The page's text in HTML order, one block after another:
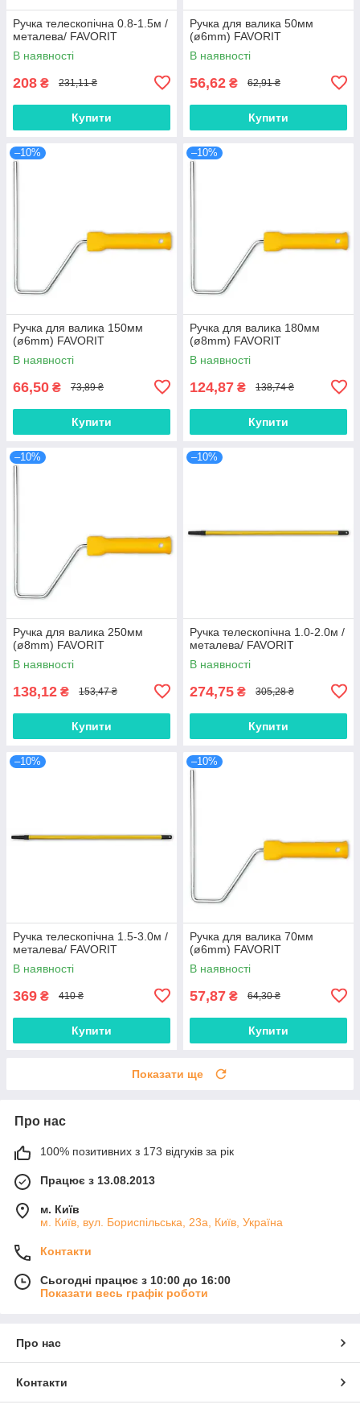
Ручка телескопічна 0.8-1.5м /
металева/ FAVORIT
В наявності
208 ₴ 231,11 ₴
Купити
Ручка для валика 50мм
(ø6mm) FAVORIT
В наявності
56,62 ₴ 62,91 ₴
Купити
–10%
Ручка для валика 150мм
(ø6mm) FAVORIT
В наявності
66,50 ₴ 73,89 ₴
Купити
–10%
Ручка для валика 180мм
(ø8mm) FAVORIT
В наявності
124,87 ₴ 138,74 ₴
Купити
–10%
Ручка для валика 250мм
(ø8mm) FAVORIT
В наявності
138,12 ₴ 153,47 ₴
Купити
–10%
Ручка телескопічна 1.0-2.0м /
металева/ FAVORIT
В наявності
274,75 ₴ 305,28 ₴
Купити
–10%
Ручка телескопічна 1.5-3.0м /
металева/ FAVORIT
В наявності
369 ₴ 410 ₴
Купити
–10%
Ручка для валика 70мм
(ø6mm) FAVORIT
В наявності
57,87 ₴ 64,30 ₴
Купити
Показати ще
Про нас
100% позитивних з 173 відгуків за рік
Працює з 13.08.2013
м. Київ
м. Київ, вул. Бориспільська, 23а, Київ, Україна
Контакти
Сьогодні працює з 10:00 до 16:00
Показати весь графік роботи
Про нас
Контакти